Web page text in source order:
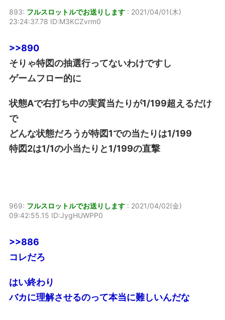
893: フルスロットルでお送りします : 2021/04/01(木)
23:24:37.78 ID:M3KCZvrm0
>>890
そりゃ特図の抽選行ってないわけですし
ゲームフロー的に
状態Aで右打ち中の実質当たりが1/199超えるだけ
で
どんな状態だろうが特図1での当たりは1/199
特図2は1/1の小当たりと1/199の直撃
969: フルスロットルでお送りします : 2021/04/02(金)
09:42:55.15 ID:JygHUWPP0
>>886
コレだろ
はい終わり
バカに理解させるのって本当に難しいんだな